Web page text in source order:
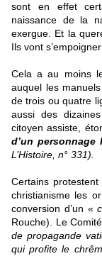
sont en effet
naissance de la
exergue. Et la
Ils vont
Cela a au moins
auquel les
de trois ou quatre
aussi des
citoyen assiste,
d’un personnage
L’Histoire, n° 331).
Certains
christianisme les
conversion d’un «
Rouche). Le
de propagande
qui profite le